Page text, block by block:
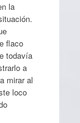
la
flaco
todavía
a
mirar al
loco